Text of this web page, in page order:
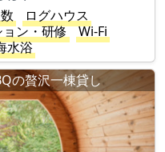
ログハウス
ン・研修
Wi-Fi
水浴
の贅沢一棟貸し